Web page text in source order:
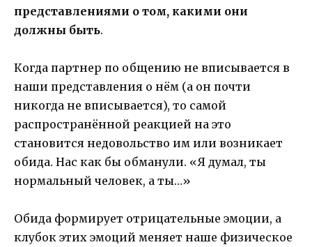
представлениями о том, какими они
должны быть.
Когда партнер по общению не вписывается в
наши представления о нём (а он почти
никогда не вписывается), то самой
распространённой реакцией на это
становится недовольство им или возникает
обида. Нас как бы обманули. «Я думал, ты
нормальный человек, а ты…»
Обида формирует отрицательные эмоции, а
клубок этих эмоций меняет наше физическое